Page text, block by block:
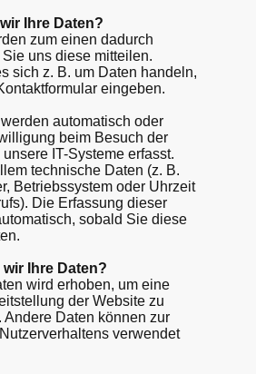
Ihre Daten?
zum einen dadurch
uns diese mitteilen.
sich z. B. um Daten handeln,
eingeben.
automatisch oder
beim Besuch der
IT-Systeme erfasst.
technische Daten (z. B.
Betriebssystem oder Uhrzeit
Die Erfassung dieser
sobald Sie diese
Ihre Daten?
wird erhoben, um eine
der Website zu
Andere Daten können zur
verwendet